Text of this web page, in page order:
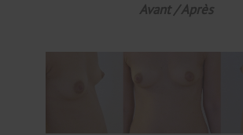
Avant / Après